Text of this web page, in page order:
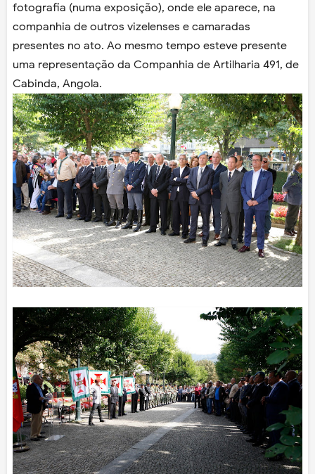
fotografia (numa exposição), onde ele aparece, na
companhia de outros vizelenses e camaradas
presentes no ato. Ao mesmo tempo esteve presente
uma representação da Companhia de Artilharia 491, de
Cabinda, Angola.